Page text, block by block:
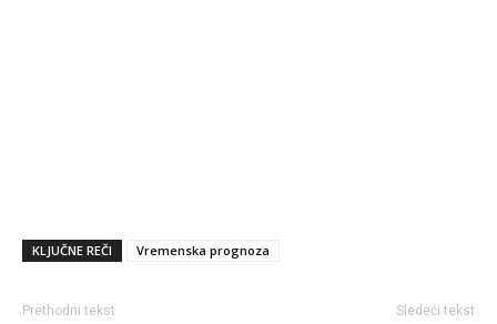
KLJUČNE REČI Vremenska prognoza
Prethodni tekst Sledeći tekst